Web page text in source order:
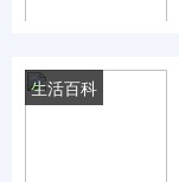
生活百科